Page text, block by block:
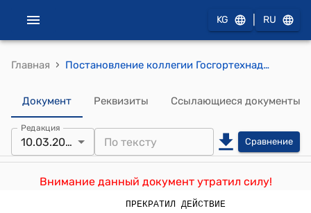
KG RU
Главная › Постановление коллегии Госгортехнадзора КР от 10 марта 2004 года N 2а "Об утверждении нормативных документов по промышленной безопасности"
Документ Реквизиты Ссылающиеся документы
Редакция
10.03.2004 Сравнение
Внимание данный документ утратил силу!